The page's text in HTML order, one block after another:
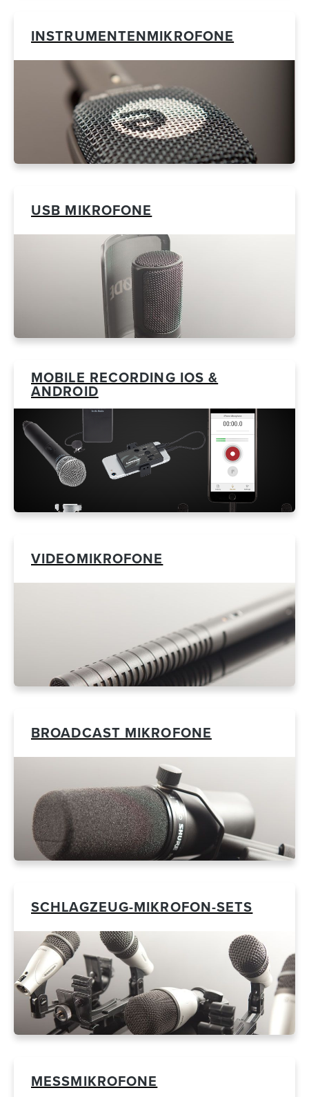
INSTRUMENTENMIKROFONE
USB MIKROFONE
MOBILE RECORDING IOS &
ANDROID
VIDEOMIKROFONE
BROADCAST MIKROFONE
SCHLAGZEUG-MIKROFON-SETS
MESSMIKROFONE